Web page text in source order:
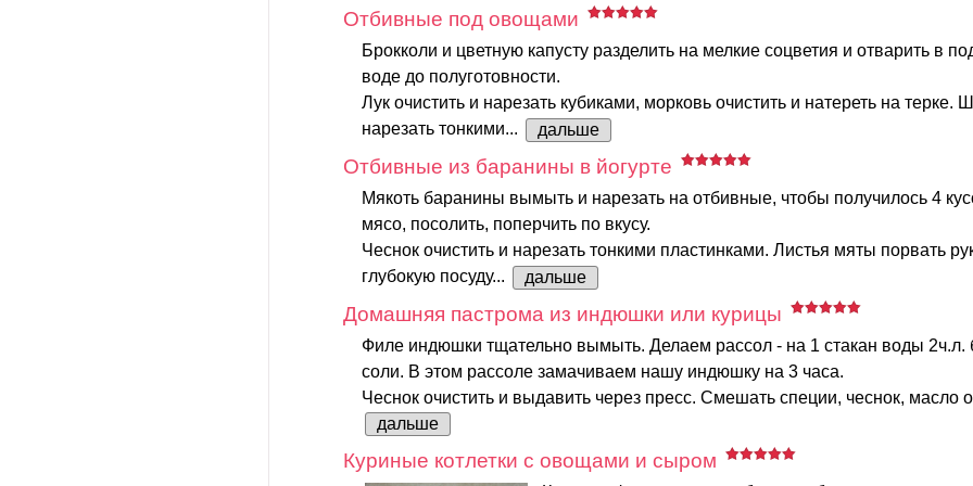
Отбивные под овощами
Брокколи и цветную капусту разделить на мелкие соцветия и отварить в
воде до полуготовности.
Лук очистить и нарезать кубиками, морковь очистить и натереть на
нарезать тонкими...
дальше
Отбивные из баранины в йогурте
Мякоть баранины вымыть и нарезать на отбивные, чтобы получилось 4
мясо, посолить, поперчить по вкусу.
Чеснок очистить и нарезать тонкими пластинками. Листья мяты порвать
глубокую посуду...
дальше
Домашняя пастрома из индюшки или курицы
Филе индюшки тщательно вымыть. Делаем рассол - на 1 стакан воды 2ч.л.
соли. В этом рассоле замачиваем нашу индюшку на 3 часа.
Чеснок очистить и выдавить через пресс. Смешать специи, чеснок, масло
дальше
Куриные котлетки с овощами и сыром